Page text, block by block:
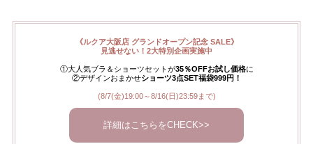
《ルクア大阪店 グランドオープン記念 SALE》
見逃せない！2大特別企画実施中
①大人気ブラ＆ショーツセットが35％OFFお試し価格に
②デザインおまかせショーツ3点SET福袋999円！
(8/7(金)19:00～8/16(日)23:59まで)
詳細はこちらをCHECK>>